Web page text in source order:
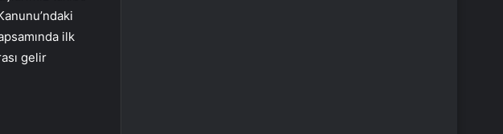
ilk
gelir